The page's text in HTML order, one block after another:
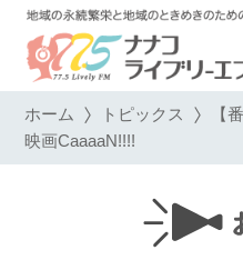
ホーム トピックス 【
映画CaaaaN!!!!